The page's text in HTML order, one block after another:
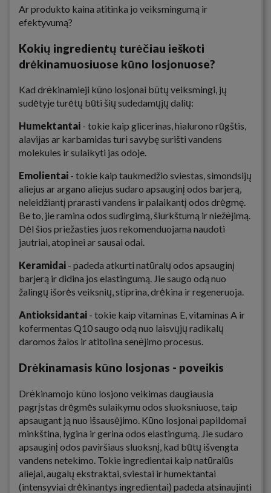
Ar produkto kaina atitinka jo veiksmingumą ir
efektyvumą?
Kokių ingredientų turėčiau ieškoti
drėkinamuosiuose kūno losjonuose?
Kad drėkinamieji kūno losjonai būtų veiksmingi, jų
sudėtyje turėtų būti šių sudedamųjų dalių:
Humektantai - tokie kaip glicerinas, hialurono rūgštis,
alavijas ar karbamidas turi savybę surišti vandens
molekules ir sulaikyti jas odoje.
Emolientai - tokie kaip taukmedžio sviestas, simondsijų
aliejus ar argano aliejus sudaro apsauginį odos barjerą,
neleidžiantį prarasti vandens ir palaikantį odos drėgmę.
Be to, jie ramina odos sudirgimą, šiurkštumą ir niežėjimą.
Dėl šios priežasties juos rekomenduojama naudoti
jautriai, atopinei ar sausai odai.
Keramidai - padeda atkurti natūralų odos apsauginį
barjerą ir didina jos elastingumą. Jie saugo odą nuo
žalingų išorės veiksnių, stiprina, drėkina ir regeneruoja.
Antioksidantai - tokie kaip vitaminas E, vitaminas A ir
kofermentas Q10 saugo odą nuo laisvųjų radikalų
daromos žalos ir atitolina senėjimo procesus.
Drėkinamasis kūno losjonas - poveikis
Drėkinamojo kūno losjono veikimas daugiausia
pagrįstas drėgmės sulaikymu odos sluoksniuose, taip
apsaugant ją nuo išsausėjimo. Kūno losjonai papildomai
minkština, lygina ir gerina odos elastingumą. Jie sudaro
apsauginį odos paviršiaus sluoksnį, kad būtų išvengta
vandens netekimo. Tokie ingredientai kaip natūralūs
aliejai, augalų ekstraktai, sviestai ir humektantai
(intensyviai drėkinantys ingredientai) padeda atsinaujinti